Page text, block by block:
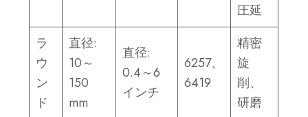
圧延
ラ
ウ
ン
ド
直径:
10～
150
mm
直径:
0.4～6
インチ
6257、
6419
精密
旋
削、
研磨